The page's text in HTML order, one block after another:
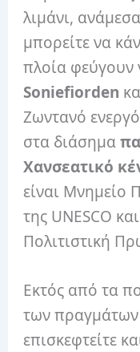
λιμάνι,
μπορείτε να
πλοία φεύγουν
Soniefiorden
Ζωντανό
στα διάσημα
Χανσεατικό
είναι Μνημείο
της UNESCO
Πολιτιστική
Εκτός από τα
των
επισκεφτείτε